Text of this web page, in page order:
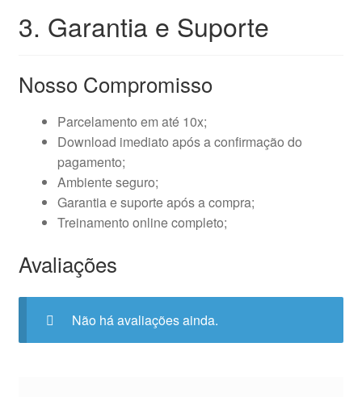
3. Garantia e Suporte
Nosso Compromisso
Parcelamento em até 10x;
Download imediato após a confirmação do
pagamento;
Ambiente seguro;
Garantia e suporte após a compra;
Treinamento online completo;
Avaliações
Não há avaliações ainda.